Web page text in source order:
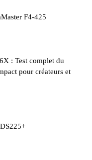
F4-425
: Test complet du
pour créateurs et